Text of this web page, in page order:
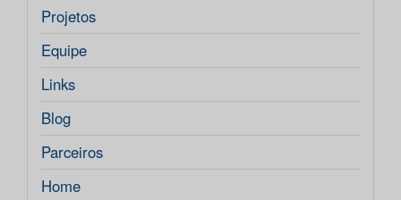
Projetos
Equipe
Links
Blog
Parceiros
Home